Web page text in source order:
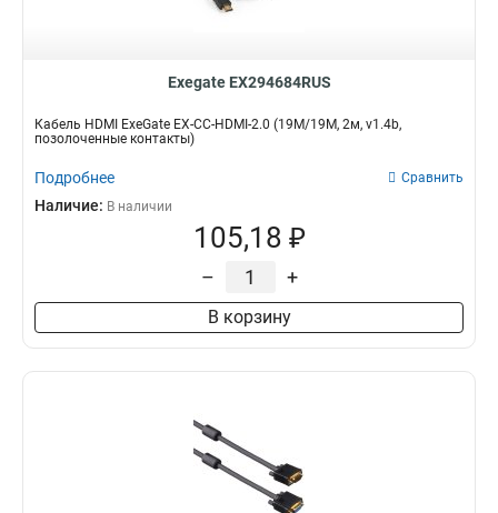
Exegate EX294684RUS
Кабель HDMI ExeGate EX-CC-HDMI-2.0 (19M/19M, 2м, v1.4b,
позолоченные контакты)
Подробнее Сравнить
Наличие: В наличии
105,18 ₽
– +
В корзину